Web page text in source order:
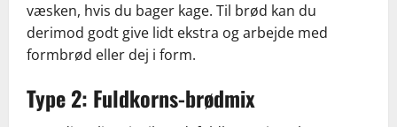
væsken, hvis du bager kage. Til brød kan du
derimod godt give lidt ekstra og arbejde med
formbrød eller dej i form.
Type 2: Fuldkorns-brødmix